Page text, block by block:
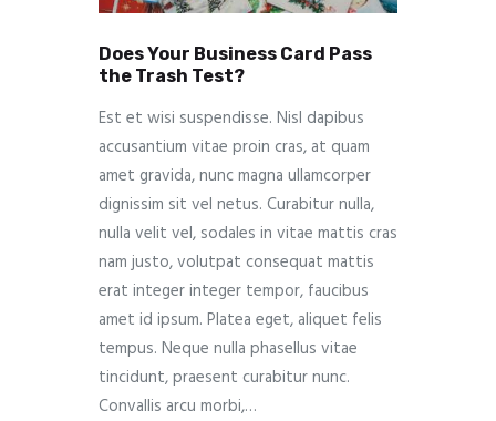
Does Your Business Card Pass
the Trash Test?
Est et wisi suspendisse. Nisl dapibus
accusantium vitae proin cras, at quam
amet gravida, nunc magna ullamcorper
dignissim sit vel netus. Curabitur nulla,
nulla velit vel, sodales in vitae mattis cras
nam justo, volutpat consequat mattis
erat integer integer tempor, faucibus
amet id ipsum. Platea eget, aliquet felis
tempus. Neque nulla phasellus vitae
tincidunt, praesent curabitur nunc.
Convallis arcu morbi,…